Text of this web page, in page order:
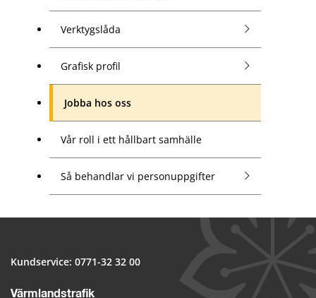
Verktygslåda
Grafisk profil
Jobba hos oss
Vår roll i ett hållbart samhälle
Så behandlar vi personuppgifter
Kundservice: 0771-32 32 00
Värmlandstrafik